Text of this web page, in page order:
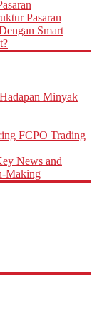
Pasaran
Smart
Minyak
FCPO Trading
News and
Making